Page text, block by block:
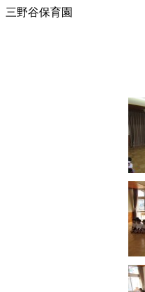
三野谷保育園